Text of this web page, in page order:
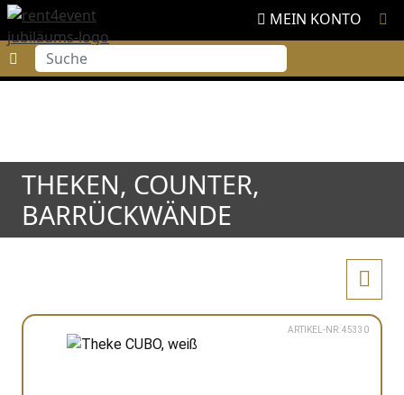
MEIN KONTO
Suche
THEKEN, COUNTER,
BARRÜCKWÄNDE
ARTIKEL-NR: 45330